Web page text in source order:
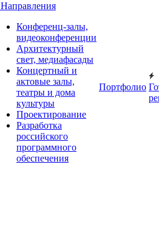
Направления
Конференц-залы,
видеоконференции
Архитектурный
свет, медиафасады
Концертный и
актовые залы,
театры и дома
культуры
Проектирование
Разработка
российского
программного
обеспечения
Портфолио